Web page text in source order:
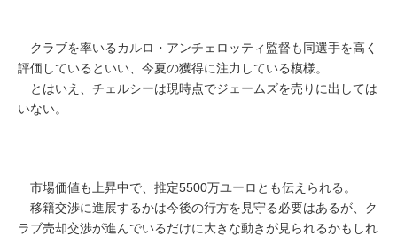
クラブを率いるカルロ・アンチェロッティ監督も同選手を高く
評価しているといい、今夏の獲得に注力している模様。
とはいえ、チェルシーは現時点でジェームズを売りに出しては
いない。
市場価値も上昇中で、推定5500万ユーロとも伝えられる。
移籍交渉に進展するかは今後の行方を見守る必要はあるが、ク
ラブ売却交渉が進んでいるだけに大きな動きが見られるかもしれ